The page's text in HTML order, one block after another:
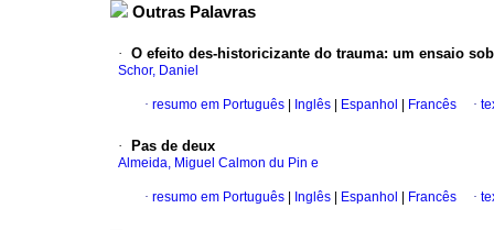
Outras Palavras
· O efeito des-historicizante do trauma: um ensaio
Schor, Daniel
· resumo em Português Inglês Espanhol Francês ·
· Pas de deux
Almeida, Miguel Calmon du Pin e
· resumo em Português Inglês Espanhol Francês ·